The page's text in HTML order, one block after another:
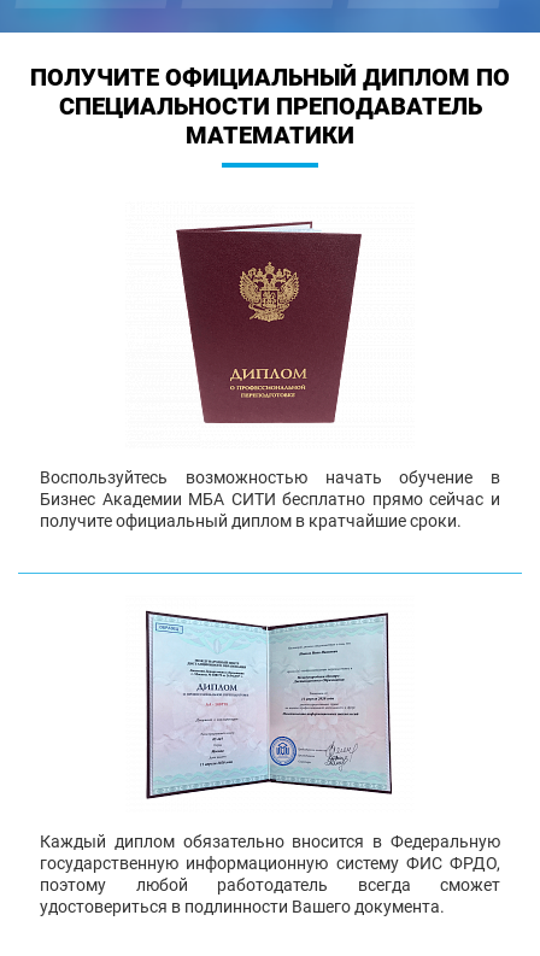
ПОЛУЧИТЕ ОФИЦИАЛЬНЫЙ ДИПЛОМ ПО
СПЕЦИАЛЬНОСТИ ПРЕПОДАВАТЕЛЬ
МАТЕМАТИКИ
Воспользуйтесь возможностью начать обучение в
Бизнес Академии МБА СИТИ бесплатно прямо сейчас и
получите официальный диплом в кратчайшие сроки.
Каждый диплом обязательно вносится в Федеральную
государственную информационную систему ФИС ФРДО,
поэтому любой работодатель всегда сможет
удостовериться в подлинности Вашего документа.